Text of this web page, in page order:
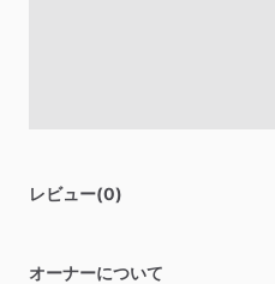
レビュー(0)
オーナーについて